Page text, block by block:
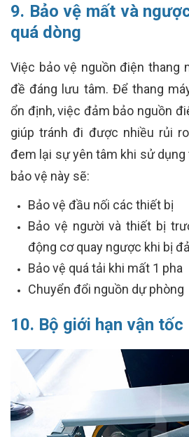
9. Bảo vệ mất và
quá dòng
Việc bảo vệ nguồn điện thang
đề đáng lưu tâm. Để thang
ổn định, việc đảm bảo nguồn
giúp tránh đi được nhiều rủi
đem lại sự yên tâm khi sử dụng
bảo vệ này sẽ:
Bảo vệ đầu nối các thiết bị
Bảo vệ người và thiết bị
động cơ quay ngược khi bị
Bảo vệ quá tải khi mất 1 pha
Chuyển đổi nguồn dự phòng
10. Bộ giới hạn vận tốc